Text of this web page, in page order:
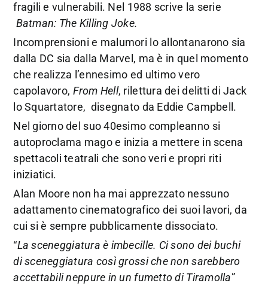
fragili e vulnerabili. Nel 1988 scrive la serie
Batman: The Killing Joke.
Incomprensioni e malumori lo allontanarono sia
dalla DC sia dalla Marvel, ma è in quel momento
che realizza l’ennesimo ed ultimo vero
capolavoro, From Hell, rilettura dei delitti di Jack
lo Squartatore, disegnato da Eddie Campbell.
Nel giorno del suo 40esimo compleanno si
autoproclama mago e inizia a mettere in scena
spettacoli teatrali che sono veri e propri riti
iniziatici.
Alan Moore non ha mai apprezzato nessuno
adattamento cinematografico dei suoi lavori, da
cui si è sempre pubblicamente dissociato.
“La sceneggiatura è imbecille. Ci sono dei buchi
di sceneggiatura così grossi che non sarebbero
accettabili neppure in un fumetto di Tiramolla”